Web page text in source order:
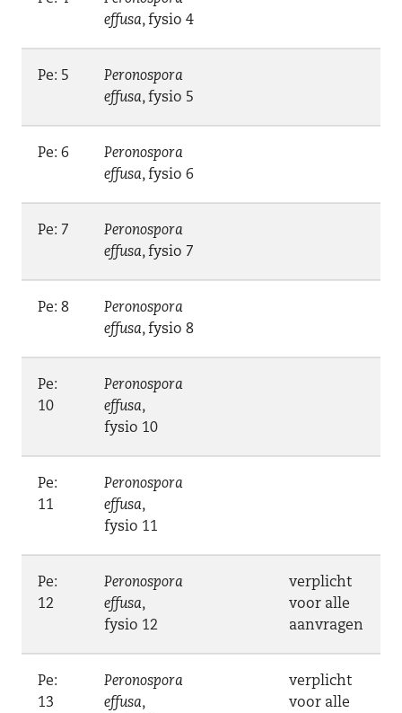
effusa, fysio 4
Pe: 5
Peronospora
effusa, fysio 5
Pe: 6
Peronospora
effusa, fysio 6
Pe: 7
Peronospora
effusa, fysio 7
Pe: 8
Peronospora
effusa, fysio 8
Pe:
10
Peronospora
effusa,
fysio 10
Pe:
11
Peronospora
effusa,
fysio 11
Pe:
12
Peronospora
effusa,
fysio 12
verplicht
voor alle
aanvragen
Pe:
13
Peronospora
effusa,
verplicht
voor alle